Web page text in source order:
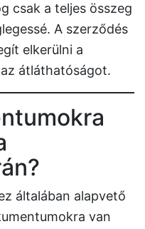
csak a teljes összeg
A szerződés
elkerülni a
átláthatóságot.
általában alapvető
van